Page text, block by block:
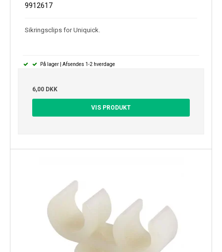
9912617
Sikringsclips for Uniquick.
På lager | Afsendes 1-2 hverdage
6,00 DKK
VIS PRODUKT